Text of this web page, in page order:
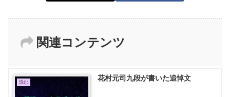
関連コンテンツ
読む 花村元司九段が書いた追悼文